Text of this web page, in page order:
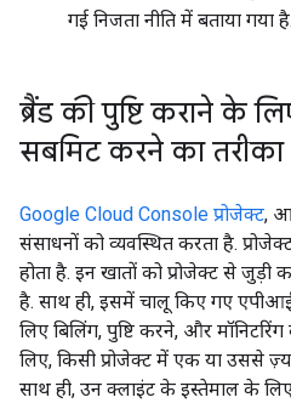
गई निजता नीति में बताया गया है.
ब्रैंड की पुष्टि कराने के
सबमिट करने का तरीका
Google Cloud Console प्रोजेक्ट,
संसाधनों को व्यवस्थित करता है.
होता है. इन खातों को प्रोजेक्ट से जुड़ी
है. साथ ही, इसमें चालू किए गए
लिए बिलिंग, पुष्टि करने, और
लिए, किसी प्रोजेक्ट में एक या उससे
साथ ही, उन क्लाइंट के इस्तेमाल के